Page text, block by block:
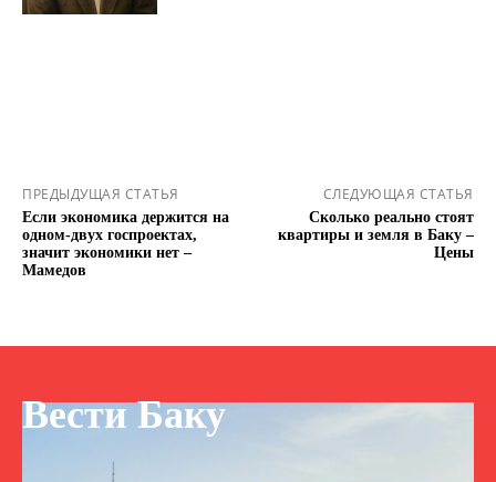
ПРЕДЫДУЩАЯ СТАТЬЯ
Если экономика держится на
одном-двух госпроектах,
значит экономики нет –
Мамедов
СЛЕДУЮЩАЯ СТАТЬЯ
Сколько реально стоят
квартиры и земля в Баку –
Цены
Вести Баку